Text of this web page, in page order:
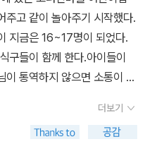
가딸기 가나슈 만들어서 넣어
금씩 올려주었답니다..어머
하기 전에..난 산딸기 없어서
!!!한밤중에 저를 좌절하게
휴지까지 시켜줬는데..이런
쿠키가 식기전에 초콜릿을
주고 같이 놀아주기 시작했다.
지금은 16~17명이 되었다.
구들이 함께 한다.아이들이
이 통역하지 않으면 소통이 안
힌 부분 펼치기 ▼ 펼친 부분
더보기